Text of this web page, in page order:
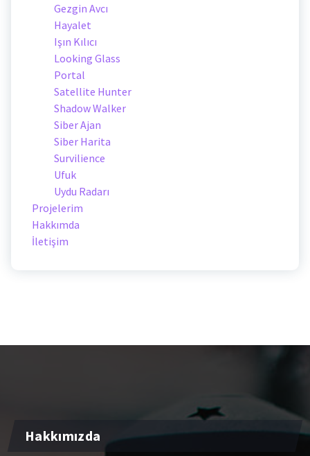
Gezgin Avcı
Hayalet
Işın Kılıcı
Looking Glass
Portal
Satellite Hunter
Shadow Walker
Siber Ajan
Siber Harita
Survilience
Ufuk
Uydu Radarı
Projelerim
Hakkımda
İletişim
Hakkımızda